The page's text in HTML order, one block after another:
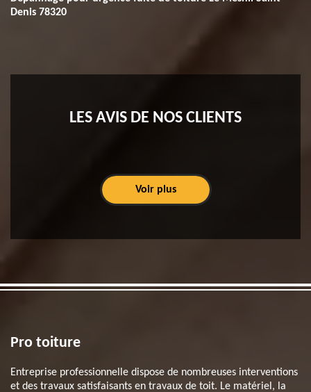
Denis 78320
LES AVIS DE NOS CLIENTS
Voir plus
Pro toiture
Entreprise professionnelle dispose de nombreuses interventions
et des travaux satisfaisants en travaux de toit. Le matériel, la